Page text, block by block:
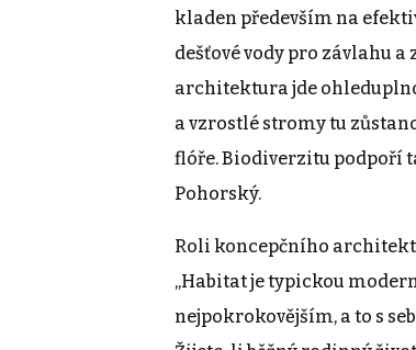
kladen především na
dešťové vody pro závlahu
architektura jde
a vzrostlé stromy tu
flóře. Biodiverzitu podpoří
Pohorský.
Roli koncepčního
„Habitat je typickou
nejpokrokovějším, a to s